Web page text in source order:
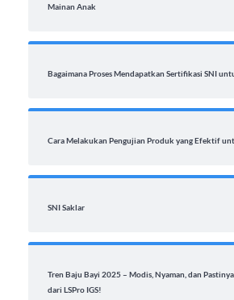
Mainan Anak
Bagaimana Proses Mendapatkan Sertifikasi SNI
Cara Melakukan Pengujian Produk yang Efektif
SNI Saklar
Tren Baju Bayi 2025 – Modis, Nyaman, dan
dari LSPro IGS!